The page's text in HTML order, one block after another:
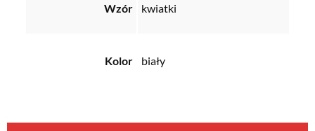
Wzór kwiatki
Kolor biały